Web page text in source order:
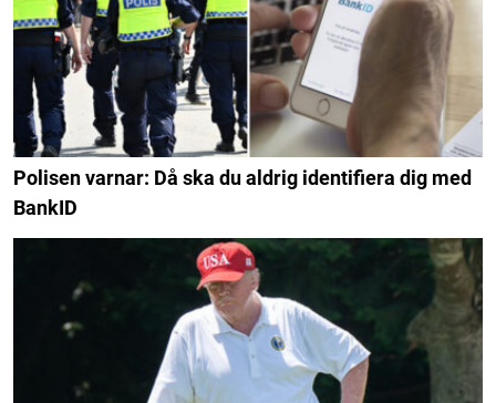
Polisen varnar: Då ska du aldrig identifiera dig med
BankID